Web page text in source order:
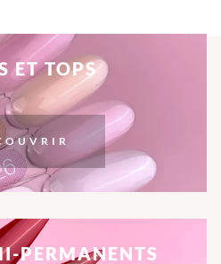
ET TOPS
PERMANENTS